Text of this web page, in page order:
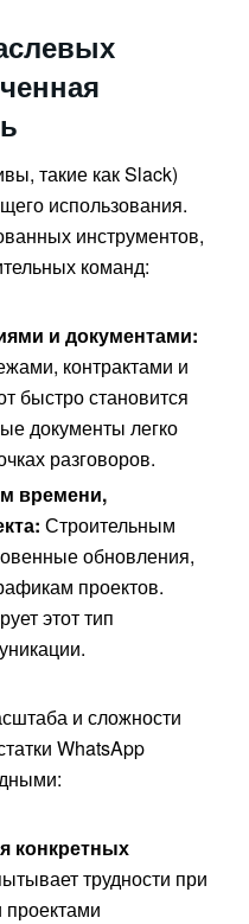
такие как Slack)
использования.
инструментов,
команд:
и документами:
контрактами и
быстро становится
документы легко
разговоров.
времени,
Строительным
обновления,
проектов.
этот тип
и сложности
WhatsApp
конкретных
трудности при
проектами